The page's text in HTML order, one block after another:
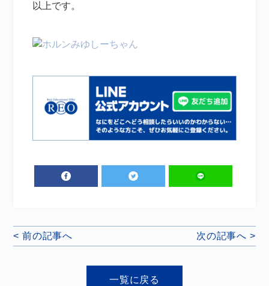
以上です。
< 前の記事へ 次の記事へ >
一覧に戻る